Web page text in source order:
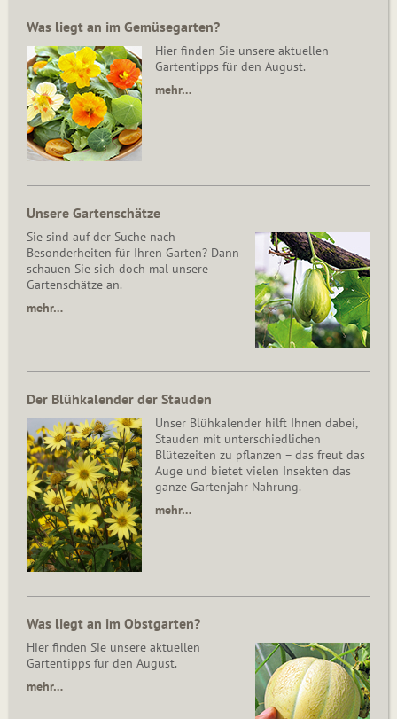
Was liegt an im Gemüsegarten?
Hier finden Sie unsere aktuellen
Gartentipps für den August.
mehr…
Unsere Gartenschätze
Sie sind auf der Suche nach
Besonderheiten für Ihren Garten? Dann
schauen Sie sich doch mal unsere
Gartenschätze an.
mehr…
Der Blühkalender der Stauden
Unser Blühkalender hilft Ihnen dabei,
Stauden mit unterschiedlichen
Blütezeiten zu pflanzen – das freut das
Auge und bietet vielen Insekten das
ganze Gartenjahr Nahrung.
mehr…
Was liegt an im Obstgarten?
Hier finden Sie unsere aktuellen
Gartentipps für den August.
mehr…